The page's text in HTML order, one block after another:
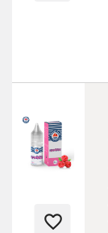
favorite_border